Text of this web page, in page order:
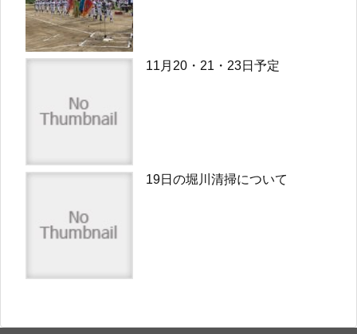
11月20・21・23日予定
19日の堀川清掃について